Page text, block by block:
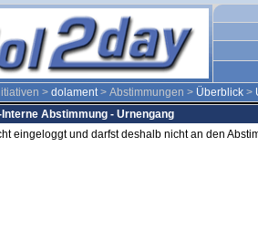
> dolament> Abstimmungen > Überblick >
Interne Abstimmung - Urnengang
eingeloggt und darfst deshalb nicht an den